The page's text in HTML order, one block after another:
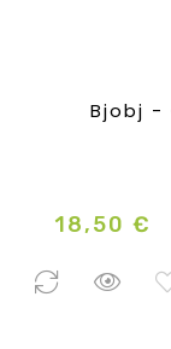
Bjobj -
Prezzo
18,50 €